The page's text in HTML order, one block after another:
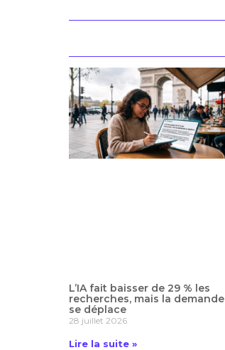
L’IA fait baisser de 29 % les
recherches, mais la demande
se déplace
28 juillet 2026
Lire la suite »